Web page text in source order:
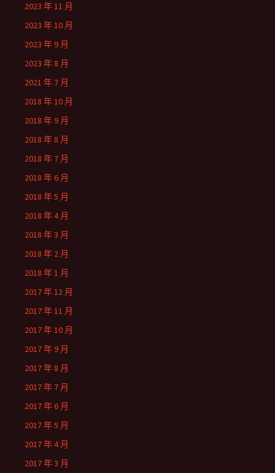
2023 年 11 月
2023 年 10 月
2023 年 9 月
2023 年 8 月
2021 年 7 月
2018 年 10 月
2018 年 9 月
2018 年 8 月
2018 年 7 月
2018 年 6 月
2018 年 5 月
2018 年 4 月
2018 年 3 月
2018 年 2 月
2018 年 1 月
2017 年 12 月
2017 年 11 月
2017 年 10 月
2017 年 9 月
2017 年 8 月
2017 年 7 月
2017 年 6 月
2017 年 5 月
2017 年 4 月
2017 年 3 月